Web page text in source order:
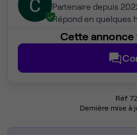
Partenaire depuis
Répond en quelques
Cette annonce
Réf
Dernière mise à